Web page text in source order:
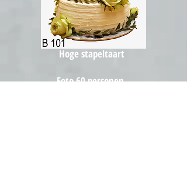
Hoge stapeltaart
Foto 60 personen.